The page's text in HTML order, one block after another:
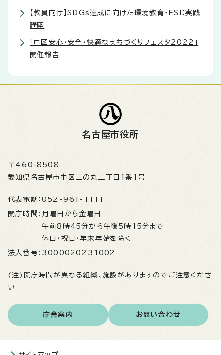
【教員向け】SDGs達成に向けた環境教育・ESD実践
講座
「中区安心・安全・快適なまちづくりフェスタ2022」
開催報告
名古屋市役所
〒460-8508
愛知県名古屋市中区三の丸三丁目1番1号
代表電話： 052-961-1111
開庁時間： 月曜日から金曜日
午前8時45分から午後5時15分まで
休日・祝日・年末年始を除く
法人番号： 3000020231002
(注)開庁時間が異なる組織、施設がありますのでご注意くださ
い
庁舎案内 お問い合わせ